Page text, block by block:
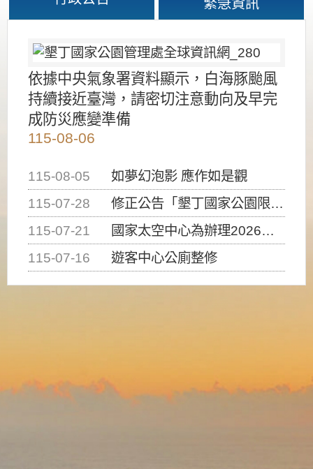
緊急資訊
依據中央氣象署資料顯示，白海豚颱風
持續接近臺灣，請密切注意動向及早完
成防災應變準備
115-08-06
115-08-05
如夢幻泡影 應作如是觀
115-07-28
修正公告「墾丁國家公園限制水域遊憩活動之種類、範圍、時間及行為」，自即日生效。
115-07-21
國家太空中心為辦理2026台灣盃火箭競賽，陸、海、空域警戒及協調相關事宜，因颱風備案事宜
115-07-16
遊客中心公廁整修